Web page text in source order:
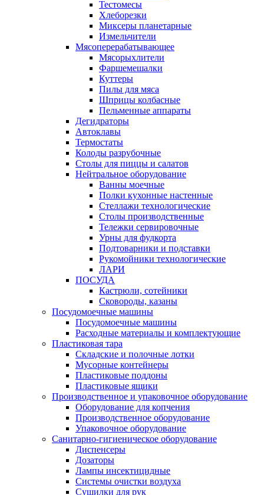
Тестомесы
Хлеборезки
Миксеры планетарные
Измельчители
Мясоперерабатывающее
Мясорыхлители
Фаршемешалки
Куттеры
Пилы для мяса
Шприцы колбасные
Пельменные аппараты
Дегидраторы
Автоклавы
Термостаты
Колоды разрубочные
Столы для пиццы и салатов
Нейтральное оборудование
Ванны моечные
Полки кухонные настенные
Стеллажи технологические
Столы производственные
Тележки сервировочные
Урны для фудкорта
Подтоварники и подставки
Рукомойники технологические
ЛАРИ
ПОСУДА
Кастрюли, сотейники
Сковороды, казаны
Посудомоечные машины
Посудомоечные машины
Расходные материалы и комплектующие
Пластиковая тара
Складские и полочные лотки
Мусорные контейнеры
Пластиковые поддоны
Пластиковые ящики
Производственное и упаковочное оборудование
Оборудование для копчения
Производственное оборудование
Упаковочное оборудование
Санитарно-гигиеническое оборудование
Диспенсеры
Дозаторы
Лампы инсектицидные
Системы очистки воздуха
Сушилки для рук